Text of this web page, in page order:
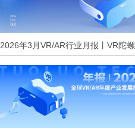
2026年3月VR/AR行业月报丨VR陀螺